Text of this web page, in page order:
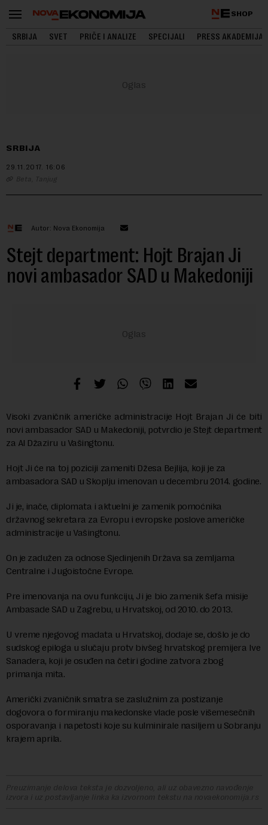
SHOP
SRBIJA SVET PRIČE I ANALIZE SPECIJALI PRESS AKADEMIJA
SRBIJA
29.11.2017. 16:06
Beta, Tanjug
Autor: Nova Ekonomija
Stejt department: Hojt Brajan Ji
novi ambasador SAD u Makedoniji
Visoki zvaničnik američke administracije Hojt Brajan Ji će biti
novi ambasador SAD u Makedoniji, potvrdio je Stejt department
za Al Džaziru u Vašingtonu.
Hojt Ji će na toj poziciji zameniti Džesa Bejlija, koji je za
ambasadora SAD u Skoplju imenovan u decembru 2014. godine.
Ji je, inače, diplomata i aktuelni je zamenik pomoćnika
državnog sekretara za Evropu i evropske poslove američke
administracije u Vašingtonu.
On je zadužen za odnose Sjedinjenih Država sa zemljama
Centralne i Jugoistočne Evrope.
Pre imenovanja na ovu funkciju, Ji je bio zamenik šefa misije
Ambasade SAD u Zagrebu, u Hrvatskoj, od 2010. do 2013.
U vreme njegovog madata u Hrvatskoj, dodaje se, došlo je do
sudskog epiloga u slučaju protv bivšeg hrvatskog premijera Ive
Sanadera, koji je osuđen na četiri godine zatvora zbog
primanja mita.
Američki zvaničnik smatra se zaslužnim za postizanje
dogovora o formiranju makedonske vlade posle višemesečnih
osporavanja i napetosti koje su kulminirale nasiljem u Sobranju
krajem aprila.
Preuzimanje delova teksta je dozvoljeno, ali uz obavezno navođenje
izvora i uz postavljanje linka ka izvornom tekstu na novaekonomija.rs